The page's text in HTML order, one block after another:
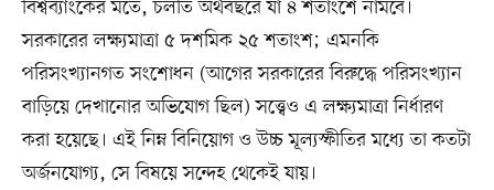
বিশ্বব্যাংকের মতে, চলতি অর্থবছরে যা ৪ শতাংশে নামবে।
সরকারের লক্ষ্যমাত্রা ৫ দশমিক ২৫ শতাংশ; এমনকি
পরিসংখ্যানগত সংশোধন (আগের সরকারের বিরুদ্ধে পরিসংখ্যান
বাড়িয়ে দেখানোর অভিযোগ ছিল) সত্ত্বেও এ লক্ষ্যমাত্রা নির্ধারণ
করা হয়েছে। এই নিম্ন বিনিয়োগ ও উচ্চ মূল্যস্ফীতির মধ্যে তা কতটা
অর্জনযোগ্য, সে বিষয়ে সন্দেহ থেকেই যায়।